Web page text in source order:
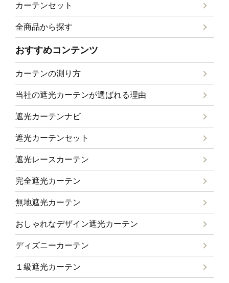
カーテンセット
全商品から探す
おすすめコンテンツ
カーテンの測り方
当社の遮光カーテンが選ばれる理由
遮光カーテンナビ
遮光カーテンセット
遮光レースカーテン
完全遮光カーテン
無地遮光カーテン
おしゃれなデザイン遮光カーテン
ディズニーカーテン
１級遮光カーテン